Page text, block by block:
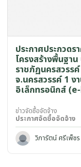
ประกาศประกวด
โครงสร้างพื้นฐา
ราชภัฏนครสวรร
จ.นครสวรรค์ 1 ง
อิเล็กทรอนิกส์
ข่าวจัดซื้อจัดจ้าง
ประกาศจัดซื้อจัดจ้าง
วิภารัตน์ ศรีเพ็ชร